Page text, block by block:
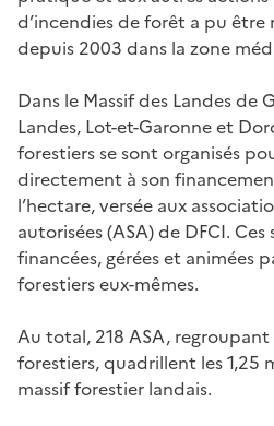
d’incendies de forêt a pu
depuis 2003 dans la zone
Dans le Massif des Landes de
Landes, Lot-et-Garonne et
forestiers se sont organisés
directement à son
l’hectare, versée aux
autorisées (ASA) de DFCI.
financées, gérées et animées
forestiers eux-mêmes.
Au total, 218 ASA,
forestiers, quadrillent les 1,25
massif forestier landais.